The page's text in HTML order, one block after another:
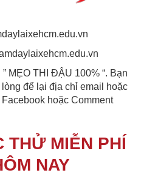
MẸO THI ĐẬU 100% “. Bạn
để lại địa chỉ email hoặc
hoặc Comment
THỬ MIỄN PHÍ
NAY